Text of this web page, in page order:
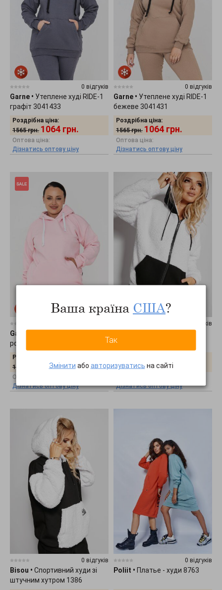
0 відгуків
Garne • Утеплене худі RIDE-1
графіт 3041433
Роздрібна ціна:
1565 грн. 1064 грн.
Оптова ціна:
Дізнатись оптову ціну
0 відгуків
Garne • Утеплене худі RIDE-1
бежеве 3041431
Роздрібна ціна:
1565 грн. 1064 грн.
Оптова ціна:
Дізнатись оптову ціну
Garne
рожеве 3041439
Роздрібна ціна:
1565
1210грн.
Оптова ціна:
Дізнатись оптову ціну
0 відгуків
Худі на блискавці зі
штучним хутром 1385
1128грн.
Дізнатись оптову ціну
0 відгуків
Bisou • Спортивний худи зі
штучним хутром 1386
0 відгуків
Poliit • Платье - худи 8763
Ваша країна США?
Так
Змінити або авторизуватись на сайті